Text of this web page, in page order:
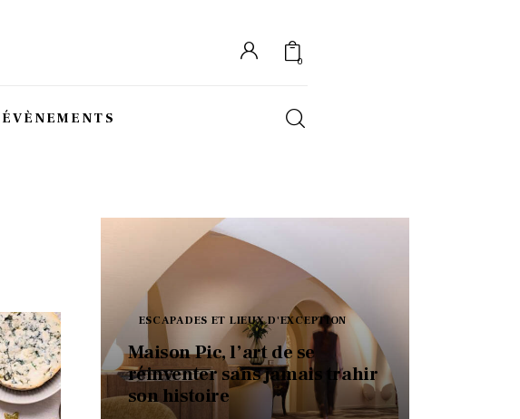
0
ÉVÈNEMENTS
ESCAPADES ET LIEUX D'EXCEPTION
Maison Pic, l’art de se
réinventer sans jamais trahir
son histoire